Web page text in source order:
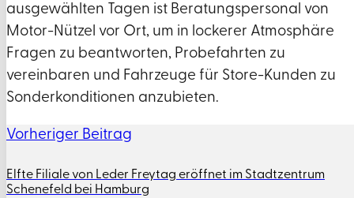
ausgewählten Tagen ist Beratungspersonal von
Motor-Nützel vor Ort, um in lockerer Atmosphäre
Fragen zu beantworten, Probefahrten zu
vereinbaren und Fahrzeuge für Store-Kunden zu
Sonderkonditionen anzubieten.
Vorheriger Beitrag
Elfte Filiale von Leder Freytag eröffnet im Stadtzentrum
Schenefeld bei Hamburg